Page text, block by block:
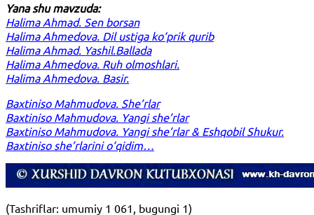
Yana shu mavzuda:
Halima Ahmad. Sen borsan
Halima Ahmedova. Dil ustiga ko‘prik qurib
Halima Ahmad. Yashil.Ballada
Halima Ahmedova. Ruh olmoshlari.
Halima Ahmedova. Basir.
Baxtiniso Mahmudova. She’rlar
Baxtiniso Mahmudova. Yangi she’rlar
Baxtiniso Mahmudova. Yangi she’rlar & Eshqobil Shukur.
Baxtiniso she’rlarini o‘qidim…
(Tashriflar: umumiy 1 061, bugungi 1)